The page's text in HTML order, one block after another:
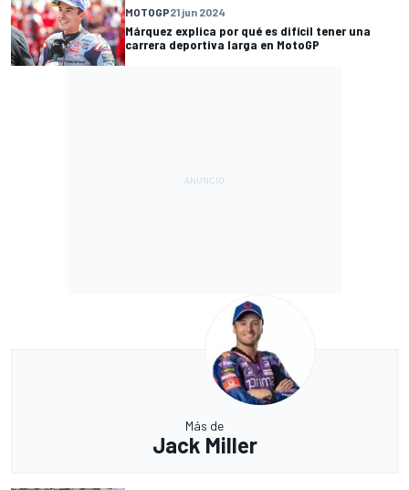
MOTOGP21 jun 2024
Márquez explica por qué es difícil tener una
carrera deportiva larga en MotoGP
Más de
Jack Miller